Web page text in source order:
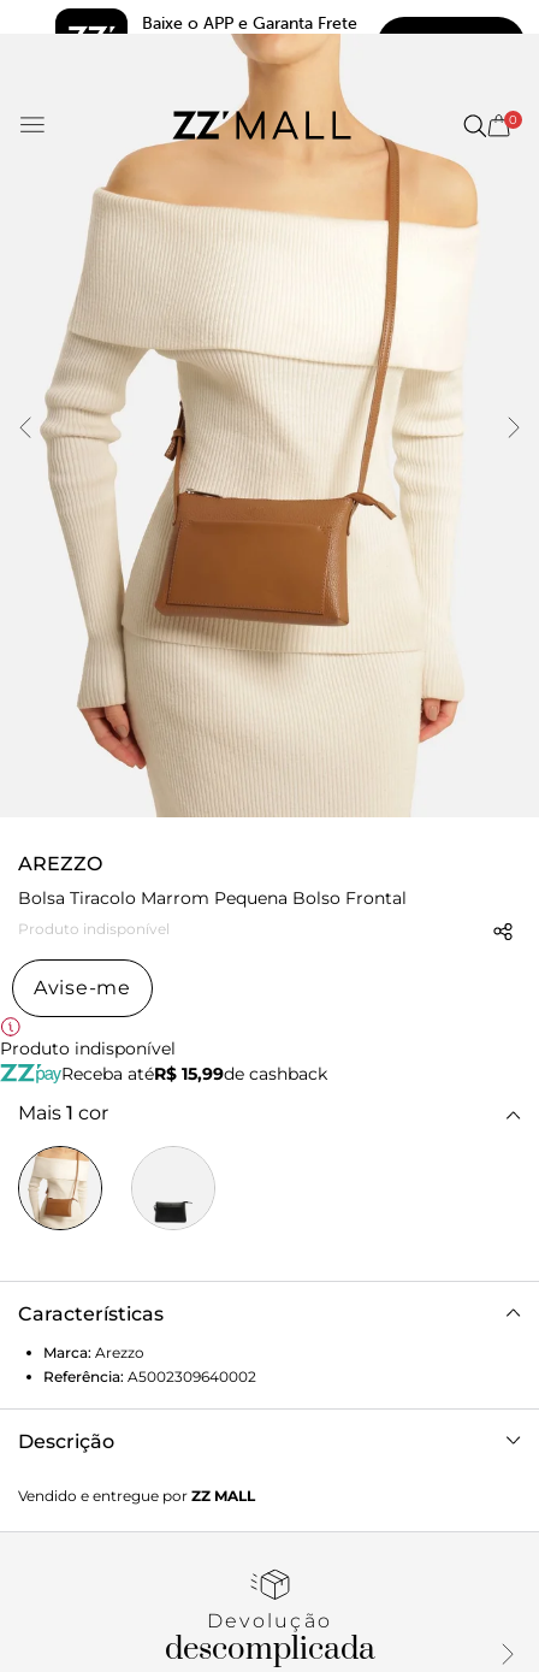
Baixe o APP e Garanta Frete
5.0
0
AREZZO
Bolsa Tiracolo Marrom Pequena Bolso Frontal
Produto indisponível
Avise-me
Produto indisponível
Receba atéR$ 15,99de cashback
Mais 1 cor
Características
Marca: Arezzo
Referência: A5002309640002
Descrição
quadrado e estruturado e acabamento texturizado. Possui
alça lateral e fecho superior em zíper. Traz bolso frontal liso
Vendido e entregue por ZZ MALL
Devolução
descomplicada